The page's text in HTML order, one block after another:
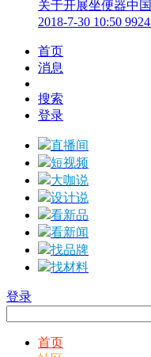
关于开展坐便器中
2018-7-30 10:50
首页
消息
搜索
登录
直播间
短视频
大咖说
设计说
看新品
看新闻
找品牌
找材料
登录
首页